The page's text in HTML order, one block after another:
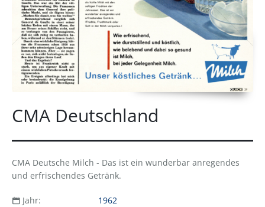
CMA Deutschland
CMA Deutsche Milch - Das ist ein wunderbar anregendes
und erfrischendes Getränk.
Jahr:
1962